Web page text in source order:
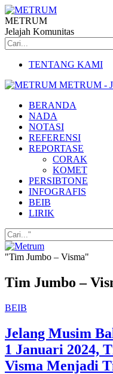
METRUM
Jelajah Komunitas
TENTANG KAMI
METRUM -
BERANDA
NADA
NOTASI
REFERENSI
REPORTASE
CORAK
KOMET
PERSIBTONE
INFOGRAFIS
BEIB
LIRIK
"Tim Jumbo – Visma"
Tim Jumbo –
BEIB
Jelang Musim
1 Januari 2024,
Visma Menjadi